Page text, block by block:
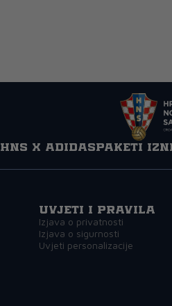
HNS x adidasPaketi
Uvjeti i pravila
Izjava o privatnosti
Izjava o sigurnosti
Uvjeti personalizacije